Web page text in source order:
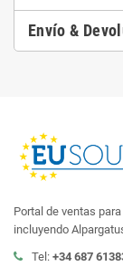
Envío &
Portal de ventas
incluyendo
Tel: +34 687